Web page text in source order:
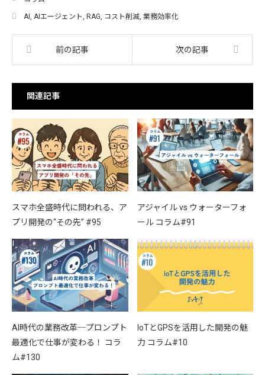
AI , AIエージェント, RAG, コスト削減, 業務効率化
前の記事 次の記事
関連記事
スマホ全盛時代に問われる、ア
プリ開発の“その先” #95
アジャイル vs ウォーターフォ
ール コラム#91
AI時代の業務改革─プロンプト
最適化で仕事が変わる！ コラ
ム#130
IoTとGPSを活用した開発の魅
力 コラム#10